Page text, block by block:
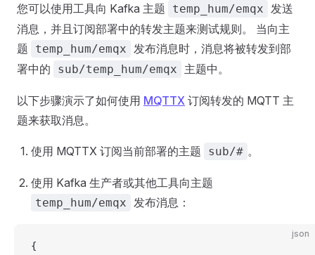
您可以使用工具向 Kafka 主题 temp_hum/emqx
发送
消息，并且订阅部署中的转发主题来测试规则。 当向主
题
temp_hum/emqx
发布消息时，消息将被转发到部
署中的
sub/temp_hum/emqx 主题中。
以下步骤演示了如何使用 MQTTX 订阅转发的 MQTT 主
题来获取消息。
使用 MQTTX 订阅当前部署的主题 sub/# 。
使用 Kafka 生产者或其他工具向主题
temp_hum/emqx 发布消息：
json
{